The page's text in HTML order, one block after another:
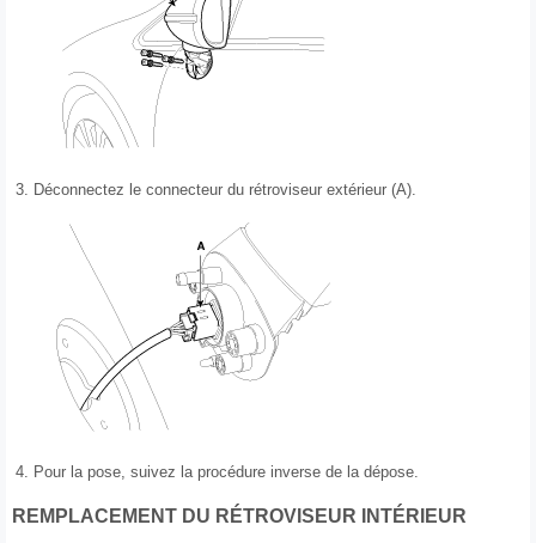
3. Déconnectez le connecteur du rétroviseur extérieur (A).
4. Pour la pose, suivez la procédure inverse de la dépose.
REMPLACEMENT DU RÉTROVISEUR INTÉRIEUR